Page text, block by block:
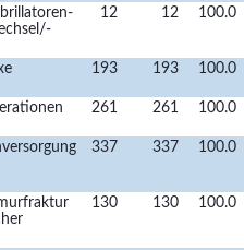
12 12 100.0
193 193 100.0
261 261 100.0
337 337 100.0
130 130 100.0